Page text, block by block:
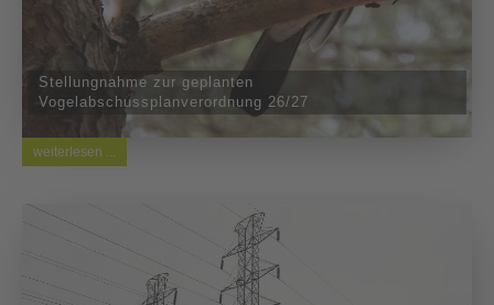
Stellungnahme zur geplanten
Vogelabschussplanverordnung 26/27
weiterlesen ...